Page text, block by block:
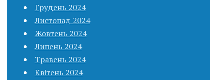
Грудень 2024
Листопад 2024
Жовтень 2024
Липень 2024
Травень 2024
Квітень 2024